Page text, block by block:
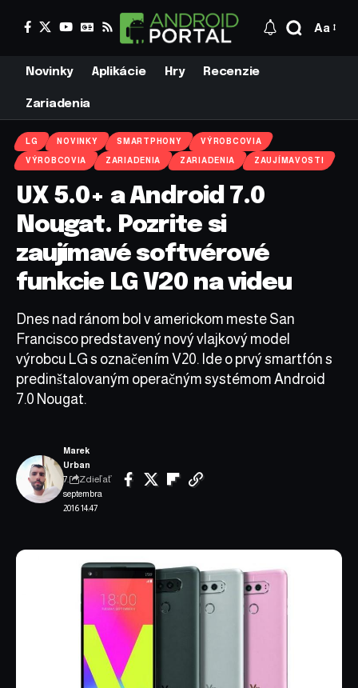
Aa
Novinky Aplikácie Hry Recenzie
Zariadenia
LG NOVINKY SMARTPHONY VÝROBCOVIA
VÝROBCOVIA ZARIADENIA ZARIADENIA ZAUJÍMAVOSTI
UX 5.0+ a Android 7.0
Nougat. Pozrite si
zaujímavé softvérové
funkcie LG V20 na videu
Dnes nad ránom bol v americkom meste San
Francisco predstavený nový vlajkový model
výrobcu LG s označením V20. Ide o prvý smartfón s
predinštalovaným operačným systémom Android
7.0 Nougat.
7.
septembra
2016 14:47
Marek
Urban
Zdieľať